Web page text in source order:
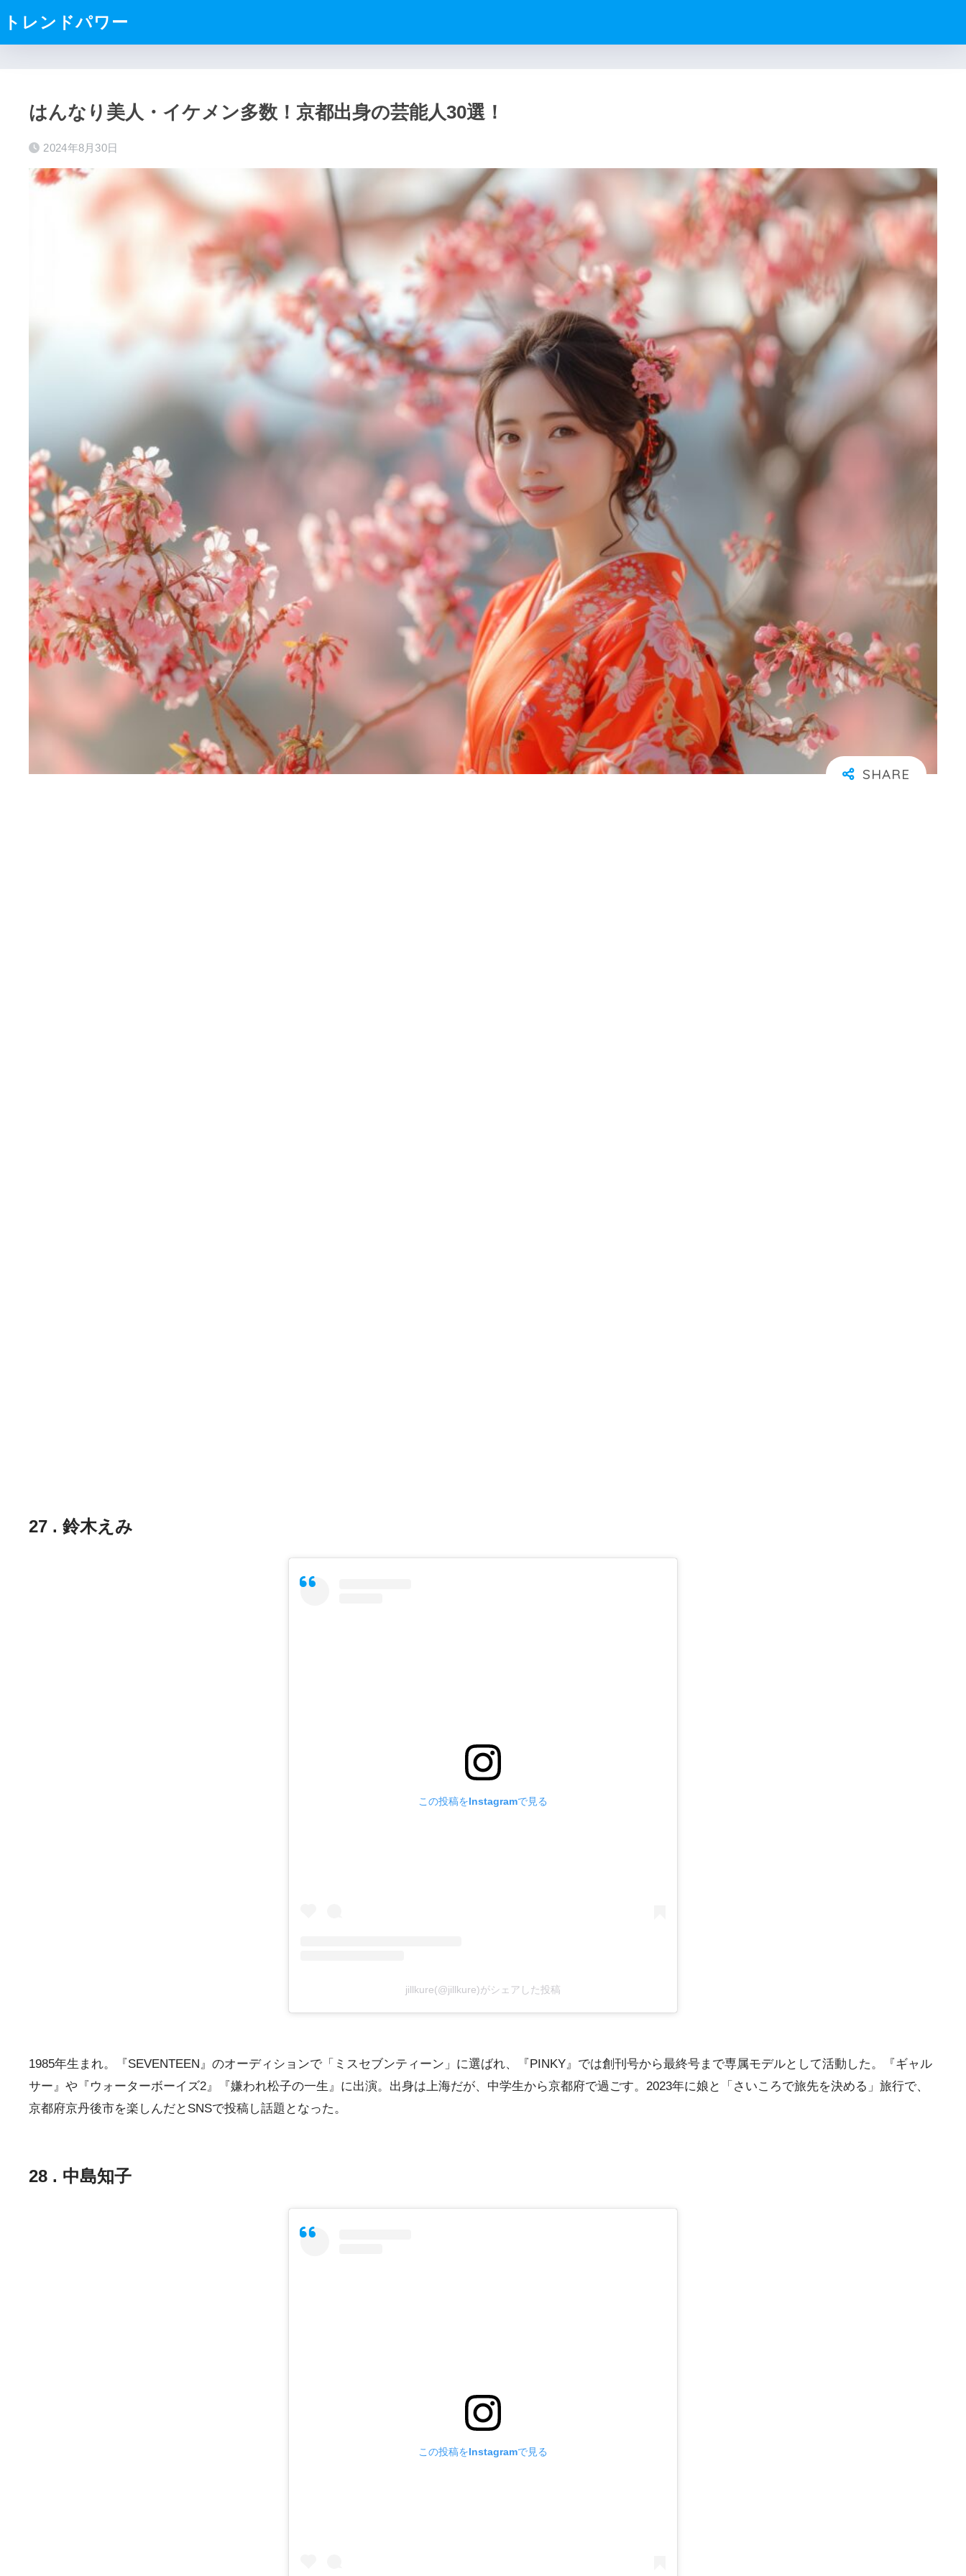
トレンドパワー
はんなり美人・イケメン多数！京都出身の芸能人30選！
2024年8月30日
27 . 鈴木えみ
この投稿をInstagramで見る
jillkure(@jillkure)がシェアした投稿
1985年生まれ。『SEVENTEEN』のオーディションで「ミスセブンティーン」に選ばれ、『PINKY』では創刊号から最終号まで専属モデルとして活動した。『ギャル
サー』や『ウォーターボーイズ2』『嫌われ松子の一生』に出演。出身は上海だが、中学生から京都府で過ごす。2023年に娘と「さいころで旅先を決める」旅行で、
京都府京丹後市を楽しんだとSNSで投稿し話題となった。
28 . 中島知子
この投稿をInstagramで見る